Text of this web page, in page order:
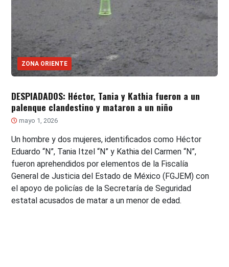
ZONA ORIENTE
DESPIADADOS: Héctor, Tania y Kathia fueron a un
palenque clandestino y mataron a un niño
mayo 1, 2026
Un hombre y dos mujeres, identificados como Héctor
Eduardo “N”, Tania Itzel “N” y Kathia del Carmen “N”,
fueron aprehendidos por elementos de la Fiscalía
General de Justicia del Estado de México (FGJEM) con
el apoyo de policías de la Secretaría de Seguridad
estatal acusados de matar a un menor de edad.